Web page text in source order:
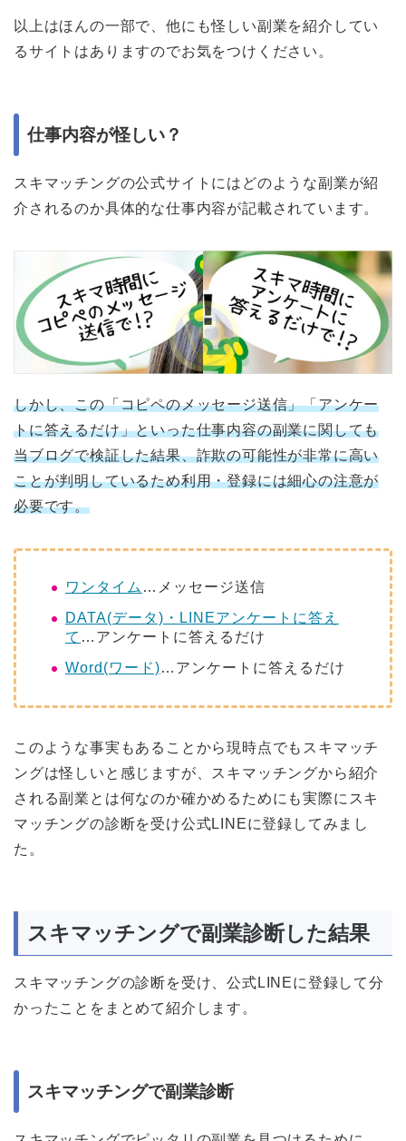
以上はほんの一部で、他にも怪しい副業を紹介してい
るサイトはありますのでお気をつけください。
仕事内容が怪しい？
スキマッチングの公式サイトにはどのような副業が紹
介されるのか具体的な仕事内容が記載されています。
しかし、この「コピペのメッセージ送信」「アンケー
トに答えるだけ」といった仕事内容の副業に関しても
当ブログで検証した結果、詐欺の可能性が非常に高い
ことが判明しているため利用・登録には細心の注意が
必要です。
ワンタイム …メッセージ送信
DATA(データ)・LINEアンケートに答え
て …アンケートに答えるだけ
Word(ワード)…アンケートに答えるだけ
このような事実もあることから現時点でもスキマッチ
ングは怪しいと感じますが、スキマッチングから紹介
される副業とは何なのか確かめるためにも実際にスキ
マッチングの診断を受け公式LINEに登録してみまし
た。
スキマッチングで副業診断した結果
スキマッチングの診断を受け、公式LINEに登録して分
かったことをまとめて紹介します。
スキマッチングで副業診断